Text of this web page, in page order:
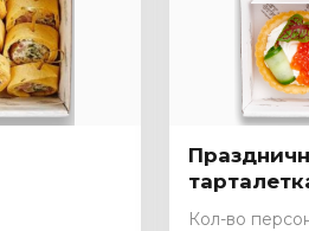
Кол-во